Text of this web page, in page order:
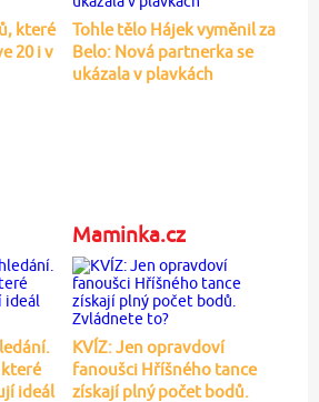
které
20 i v
Tohle tělo Hájek vyměnil za
Belo: Nová partnerka se
ukázala v plavkách
ideál
Maminka.cz
KVÍZ: Jen opravdoví
fanoušci Hříšného tance
získají plný počet bodů.